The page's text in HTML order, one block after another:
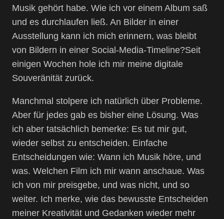
Musik gehört habe. Wie ich vor einem Album saß
und es durchlaufen ließ. An Bilder in einer
Ausstellung kann ich mich erinnern, was bleibt
von Bildern in einer Social-Media-Timeline?Seit
einigen Wochen hole ich mir meine digitale
Souveränität zurück.
Manchmal stolpere ich natürlich über Probleme.
Aber für jedes gab es bisher eine Lösung. Was
ich aber tatsächlich bemerke: Es tut mir gut,
wieder selbst zu entscheiden. Einfache
Entscheidungen wie: Wann ich Musik höre, und
was. Welchen Film ich mir wann anschaue. Was
ich von mir preisgebe, und was nicht, und so
weiter. Ich merke, wie das bewusste Entscheiden
meiner Kreativität und Gedanken wieder mehr